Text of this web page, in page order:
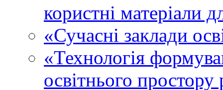
користні матеріали
«Сучасні заклади
«Технологія
освітнього простору